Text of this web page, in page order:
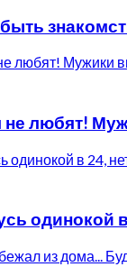
любят!
одинокой